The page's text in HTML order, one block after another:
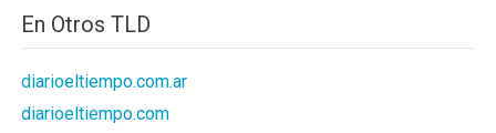
En Otros TLD
diarioeltiempo.com.ar
diarioeltiempo.com